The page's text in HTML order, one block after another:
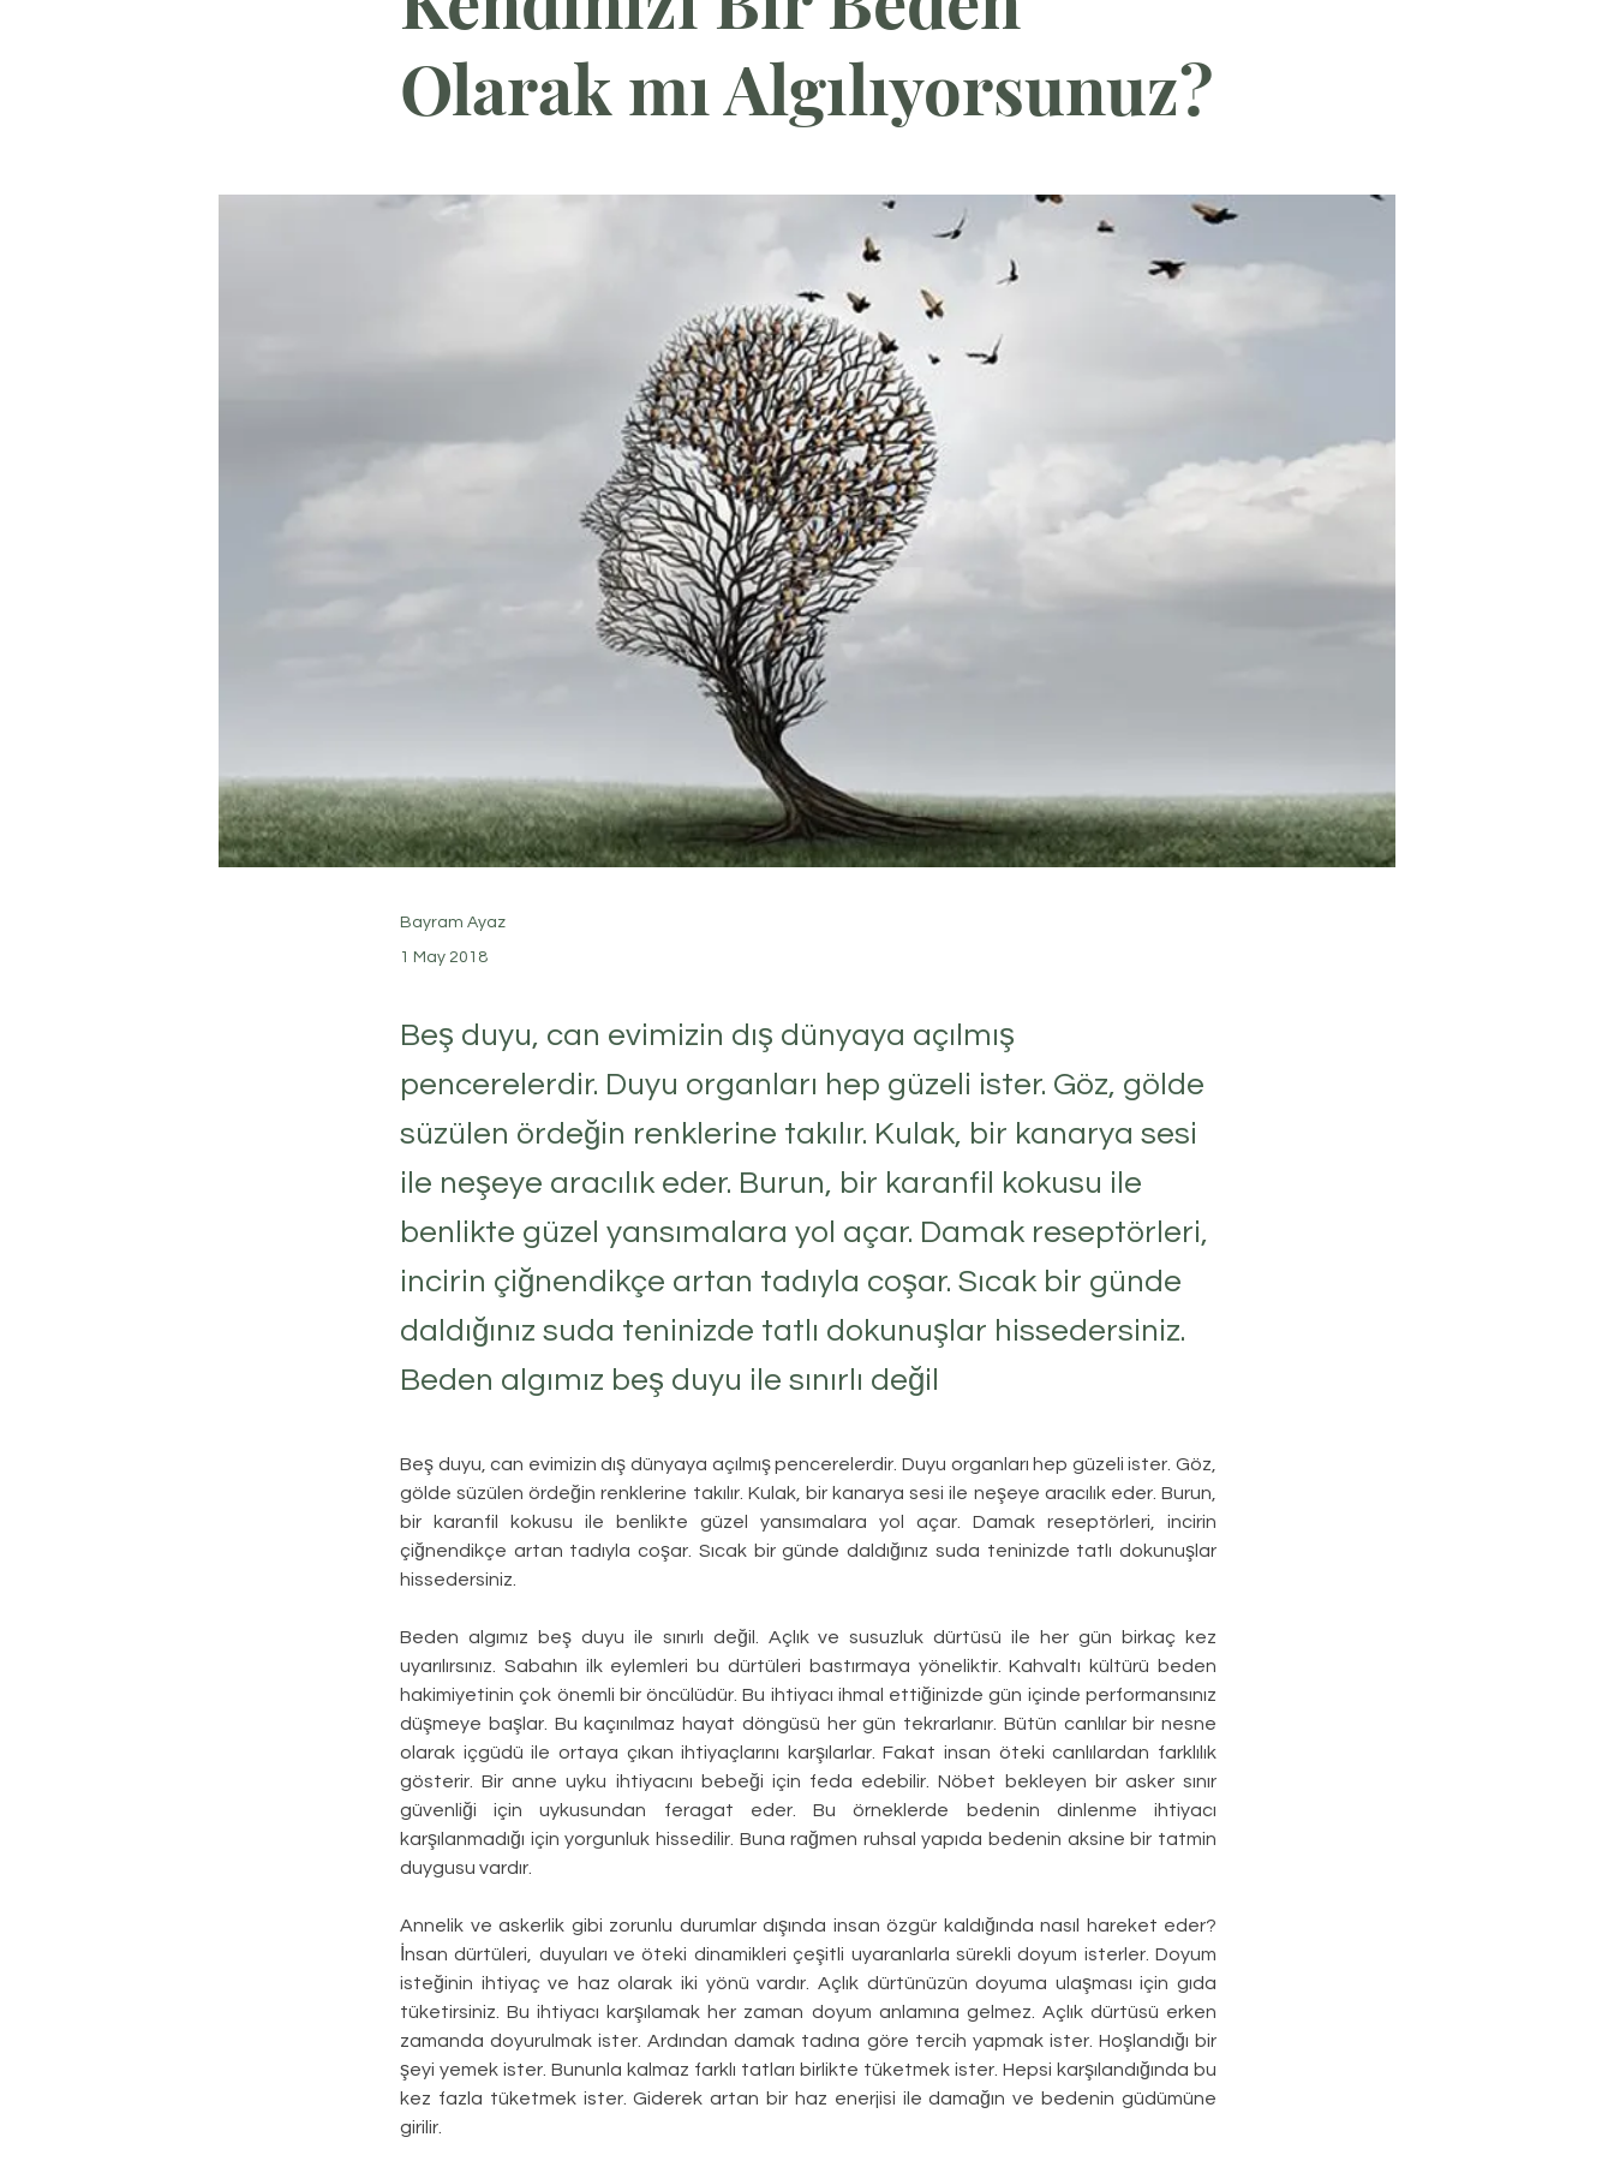
Olarak mı Algılıyorsunuz?
Bayram Ayaz
1 May 2018
Beş duyu, can evimizin dış dünyaya açılmış
pencerelerdir. Duyu organları hep güzeli ister. Göz, gölde
süzülen ördeğin renklerine takılır. Kulak, bir kanarya sesi
ile neşeye aracılık eder. Burun, bir karanfil kokusu ile
benlikte güzel yansımalara yol açar. Damak reseptörleri,
incirin çiğnendikçe artan tadıyla coşar. Sıcak bir günde
daldığınız suda teninizde tatlı dokunuşlar hissedersiniz.
Beden algımız beş duyu ile sınırlı değil
Beş duyu, can evimizin dış dünyaya açılmış pencerelerdir. Duyu organları hep güzeli ister. Göz,
gölde süzülen ördeğin renklerine takılır. Kulak, bir kanarya sesi ile neşeye aracılık eder. Burun,
bir karanfil kokusu ile benlikte güzel yansımalara yol açar. Damak reseptörleri, incirin
çiğnendikçe artan tadıyla coşar. Sıcak bir günde daldığınız suda teninizde tatlı dokunuşlar
hissedersiniz.
Beden algımız beş duyu ile sınırlı değil. Açlık ve susuzluk dürtüsü ile her gün birkaç kez
uyarılırsınız. Sabahın ilk eylemleri bu dürtüleri bastırmaya yöneliktir. Kahvaltı kültürü beden
hakimiyetinin çok önemli bir öncülüdür. Bu ihtiyacı ihmal ettiğinizde gün içinde performansınız
düşmeye başlar. Bu kaçınılmaz hayat döngüsü her gün tekrarlanır. Bütün canlılar bir nesne
olarak içgüdü ile ortaya çıkan ihtiyaçlarını karşılarlar. Fakat insan öteki canlılardan farklılık
gösterir. Bir anne uyku ihtiyacını bebeği için feda edebilir. Nöbet bekleyen bir asker sınır
güvenliği için uykusundan feragat eder. Bu örneklerde bedenin dinlenme ihtiyacı
karşılanmadığı için yorgunluk hissedilir. Buna rağmen ruhsal yapıda bedenin aksine bir tatmin
duygusu vardır.
Annelik ve askerlik gibi zorunlu durumlar dışında insan özgür kaldığında nasıl hareket eder?
İnsan dürtüleri, duyuları ve öteki dinamikleri çeşitli uyaranlarla sürekli doyum isterler. Doyum
isteğinin ihtiyaç ve haz olarak iki yönü vardır. Açlık dürtünüzün doyuma ulaşması için gıda
tüketirsiniz. Bu ihtiyacı karşılamak her zaman doyum anlamına gelmez. Açlık dürtüsü erken
zamanda doyurulmak ister. Ardından damak tadına göre tercih yapmak ister. Hoşlandığı bir
şeyi yemek ister. Bununla kalmaz farklı tatları birlikte tüketmek ister. Hepsi karşılandığında bu
kez fazla tüketmek ister. Giderek artan bir haz enerjisi ile damağın ve bedenin güdümüne
girilir.